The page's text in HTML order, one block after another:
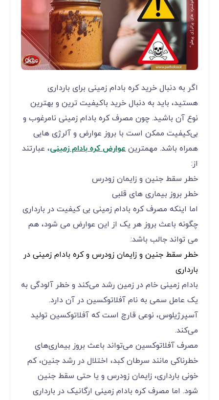
اگر به دنبال خرید کره بادام زمینی برای بارداری
هستید، باید به دنبال خرید باکیفیت ترین و بهترین
نوع آن باشید. چون مصرف کره بادام زمینی نامرغوب و
بی‌کیفیت ممکن است با بروز عوارض و آلرژی هایی
همراه باشد. مهمترینعوارض کره بادام زمینی، عبارتند
از:
خطر سقط جنین و زایمان زودرس
خطر بروز بیماری های قلبی
اما اینکه مصرف کره بادام زمینی بی کیفیت در بارداری
چگونه باعث بروز هر یک از این عوارض می شود، هم
می تواند جالب باشد:
خطر سقط جنین و زایمان زودرس و کره بادام زمینی در
بارداری
بادام زمینی خام در زمین رشد می‌‌‌‌‌‌‌‌‌‌‌‌کند و خطر آلودگی به
یک عامل سمی ‌‌‌‌‌‌‌‌‌‌‌‌به نام آفلاتوکسین در آن دارد.
آسپرژیلوس، نوعی قارچ است که آفلاتوکسین تولید
می‌‌‌‌‌‌‌‌‌‌‌‌کند.
مصرف آفلاتوکسین می‌‌‌‌‌‌‌‌‌‌‌‌تواند باعث بروز بیماری‌های
خطرناکی مانند سرطان کبد، اختلال در رشد جنین، کم
خونی بارداری، زایمان زودرس و یا حتی سقط جنین
شود. اما مصرف کره بادام زمینی ارگانیک در بارداری